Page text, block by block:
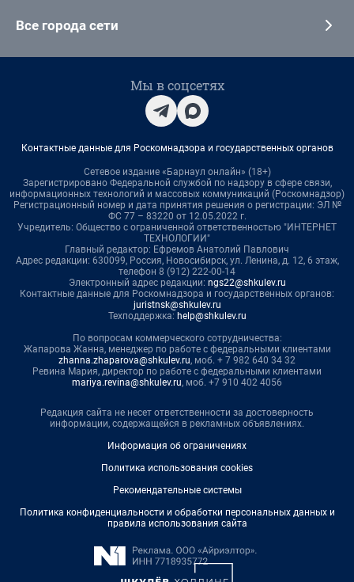
Все города сети
Мы в соцсетях
Контактные данные для Роскомнадзора и государственных органов
Сетевое издание «Барнаул онлайн» (18+)
Зарегистрировано Федеральной службой по надзору в сфере связи,
информационных технологий и массовых коммуникаций (Роскомнадзор)
Регистрационный номер и дата принятия решения о регистрации: ЭЛ №
ФС 77 – 83220 от 12.05.2022 г.
Учредитель: Общество с ограниченной ответственностью "ИНТЕРНЕТ
ТЕХНОЛОГИИ"
Главный редактор: Ефремов Анатолий Павлович
Адрес редакции: 630099, Россия, Новосибирск, ул. Ленина, д. 12, 6 этаж,
телефон 8 (912) 222-00-14
Электронный адрес редакции: ngs22@shkulev.ru
Контактные данные для Роскомнадзора и государственных органов:
juristnsk@shkulev.ru
Техподдержка: help@shkulev.ru
По вопросам коммерческого сотрудничества:
Жапарова Жанна, менеджер по работе с федеральными клиентами
zhanna.zhaparova@shkulev.ru, моб. + 7 982 640 34 32
Ревина Мария, директор по работе с федеральными клиентами
mariya.revina@shkulev.ru, моб. +7 910 402 4056
Редакция сайта не несет ответственности за достоверность
информации, содержащейся в рекламных объявлениях.
Информация об ограничениях
Политика использования cookies
Рекомендательные системы
Политика конфиденциальности и обработки персональных данных и
правила использования сайта